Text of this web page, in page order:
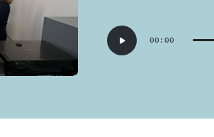
Audio-
Player
00:00